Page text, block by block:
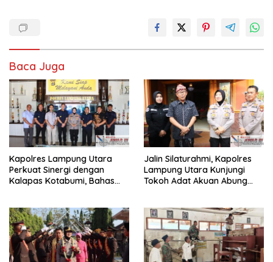
Baca Juga
Kapolres Lampung Utara
Perkuat Sinergi dengan
Kalapas Kotabumi, Bahas
Jalin Silaturahmi, Kapolres
Lampung Utara Kunjungi
Tokoh Adat Akuan Abung